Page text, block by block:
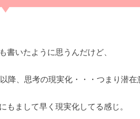
書いたように思うんだけど、
降、思考の現実化・・・つまり潜在
もまして早く現実化してる感じ。